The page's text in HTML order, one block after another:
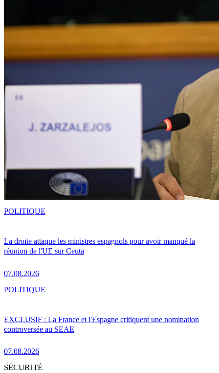
La droite attaque les ministres espagnols pour avoir manqué la
réunion de l'UE sur Ceuta
07.08.2026
POLITIQUE
EXCLUSIF : La France et l'Espagne critiquent une nomination
controversée au SEAE
07.08.2026
POLITIQUE
SÉCURITÉ